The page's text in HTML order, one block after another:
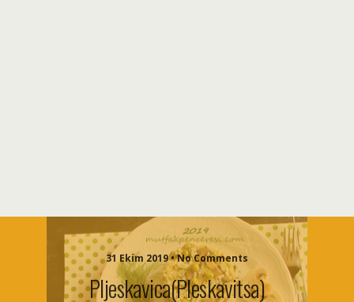
31 Ekim 2019 • No Comments
Pljeskavica(Pleskavitsa)